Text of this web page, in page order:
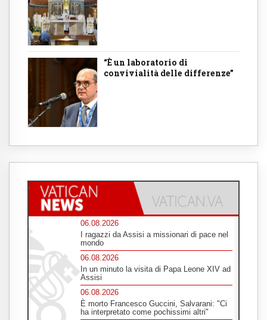
“È un laboratorio di
convivialità delle differenze”
06.08.2026
I ragazzi da Assisi a missionari di pace nel
mondo
06.08.2026
In un minuto la visita di Papa Leone XIV ad
Assisi
06.08.2026
È morto Francesco Guccini, Salvarani: "Ci
ha interpretato come pochissimi altri"